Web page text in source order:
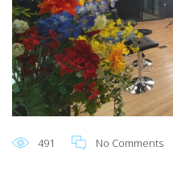
491 No Comments